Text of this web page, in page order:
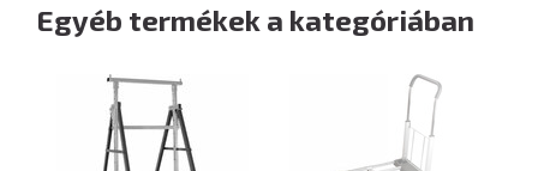
Egyéb termékek a kategóriában